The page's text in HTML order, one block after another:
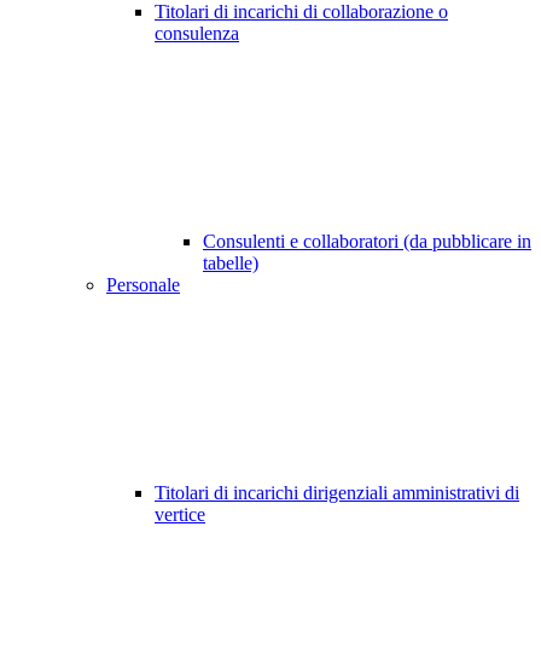
Titolari di incarichi di collaborazione o
consulenza
Consulenti e collaboratori (da pubblicare in
tabelle)
Personale
Titolari di incarichi dirigenziali amministrativi di
vertice